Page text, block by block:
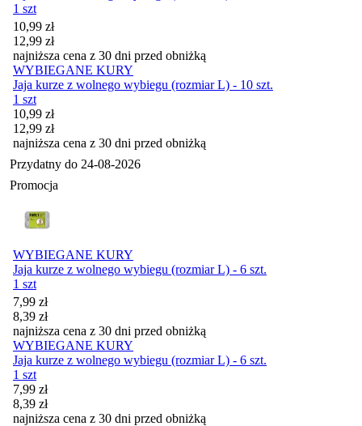
1 szt
Cena promocyjna
10,99 zł
12,99 zł
najniższa cena z 30 dni przed obniżką
WYBIEGANE KURY
Jaja kurze z wolnego wybiegu (rozmiar L) - 10 szt.
1 szt
Cena promocyjna
10,99 zł
12,99 zł
najniższa cena z 30 dni przed obniżką
Przydatny do 24-08-2026
Promocja
WYBIEGANE KURY
Jaja kurze z wolnego wybiegu (rozmiar L) - 6 szt.
1 szt
Cena promocyjna
7,99 zł
8,39 zł
najniższa cena z 30 dni przed obniżką
WYBIEGANE KURY
Jaja kurze z wolnego wybiegu (rozmiar L) - 6 szt.
1 szt
Cena promocyjna
7,99 zł
8,39 zł
najniższa cena z 30 dni przed obniżką